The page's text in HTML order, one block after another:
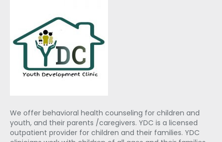
We offer behavioral health counseling for children and
youth, and their parents /caregivers. YDC is a licensed
outpatient provider for children and their families. YDC